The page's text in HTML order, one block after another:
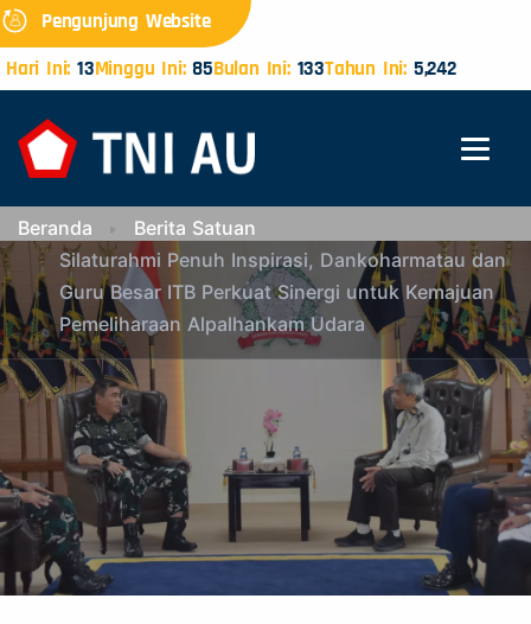
Pengunjung Website
Hari Ini: 13Minggu Ini:85Bulan Ini:133Tahun Ini: 5,242
Beranda
Berita Satuan
Silaturahmi Penuh Inspirasi, Dankoharmatau dan
Guru Besar ITB Perkuat Sinergi untuk Kemajuan
Pemeliharaan Alpalhankam Udara